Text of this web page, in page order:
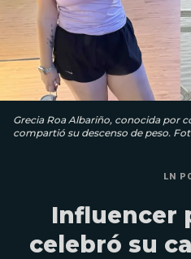
Grecia Roa Albariño, conocida por
compartió su descenso de peso.
LN
Influencer
celebró su